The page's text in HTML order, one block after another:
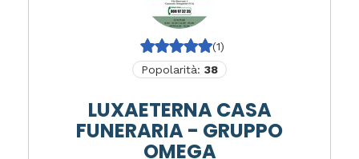
(1)
Popolarità: 38
LUXAETERNA CASA
FUNERARIA - GRUPPO
OMEGA